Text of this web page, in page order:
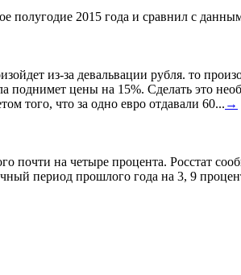
полугодие 2015 года и сравнил с
из-за девальвации рубля. то
поднимет цены на 15%. Сделать это
того, что за одно евро отдавали 60... →
на четыре процента. Росстат
период прошлого года на 3, 9